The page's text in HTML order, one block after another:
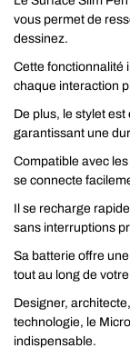
vous permet de
dessinez.
Cette fonctionnalité
chaque interaction
De plus, le stylet
garantissant une
Compatible avec
se connecte
Il se recharge
sans interruptions
Sa batterie offre
tout au long de
Designer,
technologie, le
indispensable.